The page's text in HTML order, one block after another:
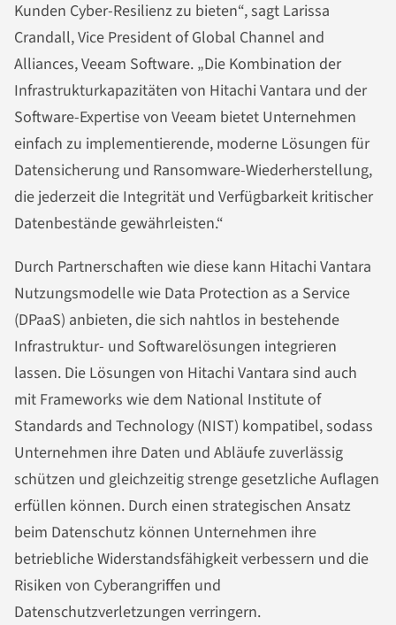
Kunden Cyber-Resilienz zu bieten“, sagt Larissa
Crandall, Vice President of Global Channel and
Alliances, Veeam Software. „Die Kombination der
Infrastrukturkapazitäten von Hitachi Vantara und der
Software-Expertise von Veeam bietet Unternehmen
einfach zu implementierende, moderne Lösungen für
Datensicherung und Ransomware-Wiederherstellung,
die jederzeit die Integrität und Verfügbarkeit kritischer
Datenbestände gewährleisten.“
Durch Partnerschaften wie diese kann Hitachi Vantara
Nutzungsmodelle wie Data Protection as a Service
(DPaaS) anbieten, die sich nahtlos in bestehende
Infrastruktur- und Softwarelösungen integrieren
lassen. Die Lösungen von Hitachi Vantara sind auch
mit Frameworks wie dem National Institute of
Standards and Technology (NIST) kompatibel, sodass
Unternehmen ihre Daten und Abläufe zuverlässig
schützen und gleichzeitig strenge gesetzliche Auflagen
erfüllen können. Durch einen strategischen Ansatz
beim Datenschutz können Unternehmen ihre
betriebliche Widerstandsfähigkeit verbessern und die
Risiken von Cyberangriffen und
Datenschutzverletzungen verringern.